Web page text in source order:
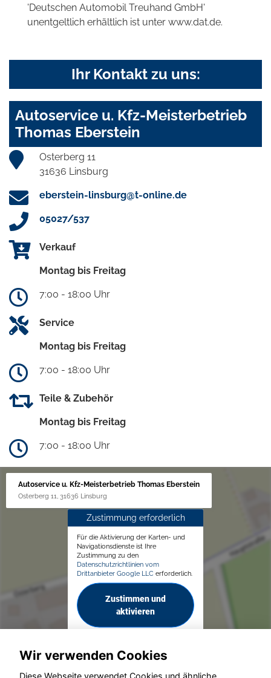
'Deutschen Automobil Treuhand GmbH'
unentgeltlich erhältlich ist unter www.dat.de.
Ihr Kontakt zu uns:
Autoservice u. Kfz-Meisterbetrieb
Thomas Eberstein
Osterberg 11
31636 Linsburg
eberstein-linsburg@t-online.de
05027/537
Verkauf
Montag bis Freitag
7:00 - 18:00 Uhr
Service
Montag bis Freitag
7:00 - 18:00 Uhr
Teile & Zubehör
Montag bis Freitag
7:00 - 18:00 Uhr
Autoservice u. Kfz-Meisterbetrieb Thomas Eberstein
Osterberg 11, 31636 Linsburg
Zustimmung erforderlich
Für die Aktivierung der Karten- und
Navigationsdienste ist Ihre
Zustimmung zu den
Datenschutzrichtlinien vom
Drittanbieter Google LLC erforderlich.
Zustimmen und
aktivieren
Wir verwenden Cookies
Diese Webseite verwendet Cookies und ähnliche